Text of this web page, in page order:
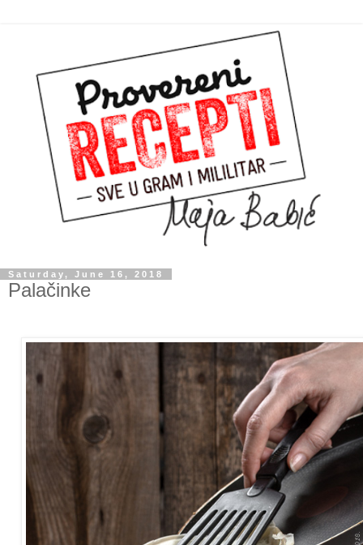
Saturday, June 16, 2018
Palačinke